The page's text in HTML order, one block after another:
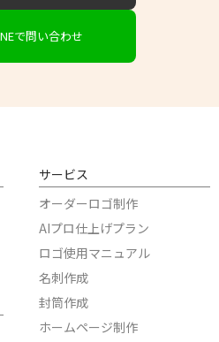
で問い合わせ
サービス
オーダーロゴ制作
AIプロ仕上げプラン
ロゴ使用マニュアル
名刺作成
封筒作成
ホームページ制作